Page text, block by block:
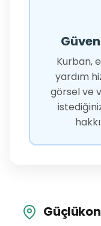
Kurban,
yardım
görsel ve